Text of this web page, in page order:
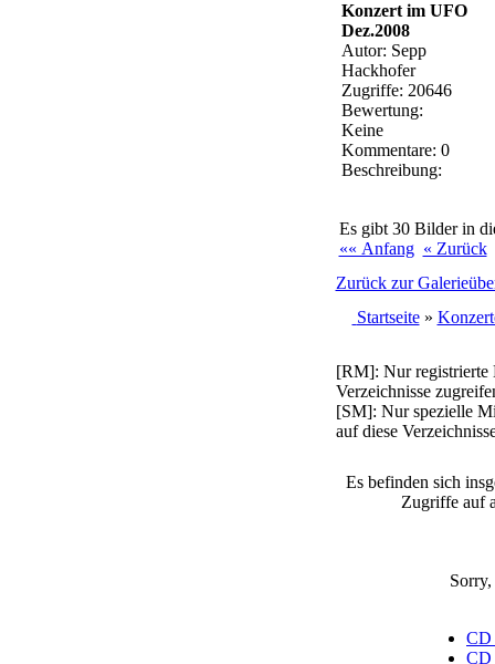
Konzert im UFO
Dez.2008
Autor: Sepp
Hackhofer
Zugriffe: 20646
Bewertung:
Keine
Kommentare: 0
Beschreibung:
Es gibt 30 Bilder in
«« Anfang « Zurück
Zurück zur
Startseite»
[RM]: Nur registrierte
Verzeichnisse
[SM]: Nur spezielle
auf diese
Es befinden sich
Zugriffe auf
CD
CD